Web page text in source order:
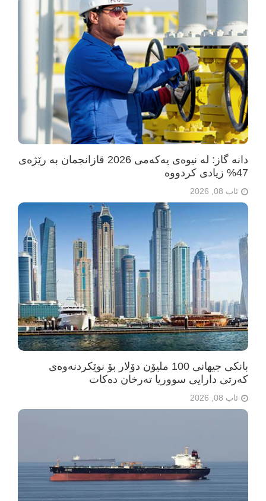
دانە گاز: لە نیوەی یەکەمی 2026 قازانجمان بە رێژەی
47% زیادی کردووە
ئاب 08, 2026
بانکی جیهانی 100 ملیۆن دۆلار بۆ نوێکردنەوەی
کەرتی دارایی سووریا تەرخان دەکات
ئاب 08, 2026